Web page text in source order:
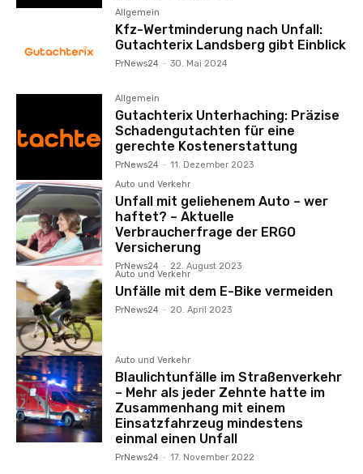
Allgemein
Kfz-Wertminderung nach Unfall:
Gutachterix Landsberg gibt Einblick
PrNews24 - 30. Mai 2024
Allgemein
Gutachterix Unterhaching: Präzise
Schadengutachten für eine
gerechte Kostenerstattung
PrNews24 - 11. Dezember 2023
Auto und Verkehr
Unfall mit geliehenem Auto – wer
haftet? – Aktuelle
Verbraucherfrage der ERGO
Versicherung
PrNews24 - 22. August 2023
Auto und Verkehr
Unfälle mit dem E-Bike vermeiden
PrNews24 - 20. April 2023
Auto und Verkehr
Blaulichtunfälle im Straßenverkehr
– Mehr als jeder Zehnte hatte im
Zusammenhang mit einem
Einsatzfahrzeug mindestens
einmal einen Unfall
PrNews24 - 17. November 2022